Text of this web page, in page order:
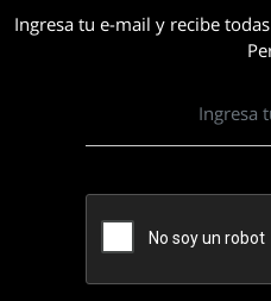
Ingresa tu e-mail y recibe